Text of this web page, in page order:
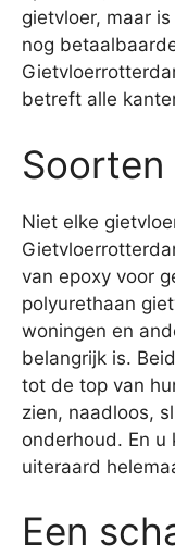
gietvloer, maar
nog
betreft alle
Niet elke
van epoxy voor
polyurethaan
woningen en
belangrijk is.
tot de top van
zien, naadloos,
onderhoud. En
uiteraard
Een